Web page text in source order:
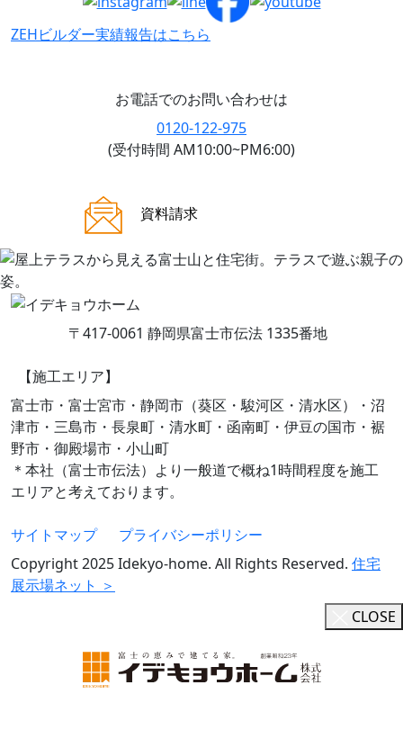
ZEHビルダー実績報告はこちら
お電話でのお問い合わせは
0120-122-975
(受付時間 AM10:00~PM6:00)
資料請求
〒417-0061 静岡県富士市伝法 1335番地
【施工エリア】
富士市・富士宮市・静岡市（葵区・駿河区・清水区）・沼
津市・三島市・長泉町・清水町・函南町・伊豆の国市・裾
野市・御殿場市・小山町
＊本社（富士市伝法）より一般道で概ね1時間程度を施工
エリアと考えております。
サイトマップ
プライバシーポリシー
Copyright 2025 Idekyo-home. All Rights Reserved. 住宅
展示場ネット ＞
CLOSE